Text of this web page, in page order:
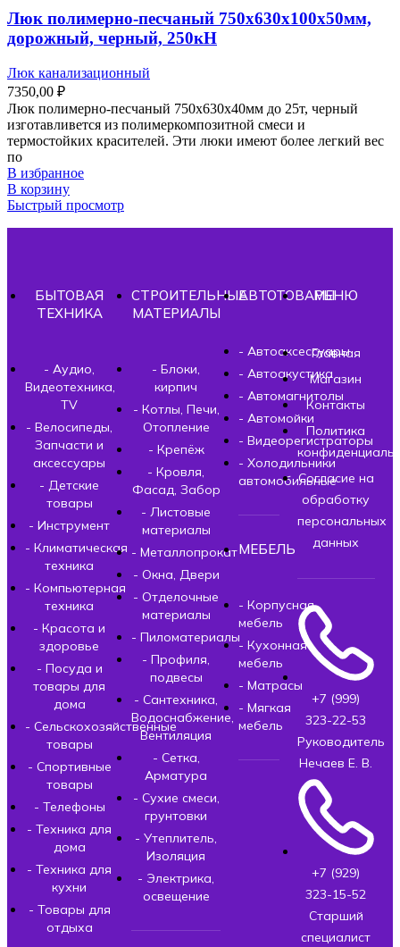
Люк полимерно-песчаный 750х630х100х50мм,
дорожный, черный, 250кН
Люк канализационный
7350,00 ₽
Люк полимерно-песчаный 750х630х40мм до 25т, черный
изготавливется из полимеркомпозитной смеси и
термостойких красителей. Эти люки имеют более легкий вес
по
В избранное
В корзину
Быстрый просмотр
БЫТОВАЯ
ТЕХНИКА
- Аудио,
Видеотехника,
TV
- Велосипеды,
Запчасти и
аксессуары
- Детские
товары
- Инструмент
- Климатическая
техника
- Компьютерная
техника
- Красота и
здоровье
- Посуда и
товары для
дома
- Сельскохозяйственные
товары
- Спортивные
товары
- Телефоны
- Техника для
дома
- Техника для
кухни
- Товары для
отдыха
СТРОИТЕЛЬНЫЕ
МАТЕРИАЛЫ
- Блоки,
кирпич
- Котлы, Печи,
Отопление
- Крепёж
- Кровля,
Фасад, Забор
- Листовые
материалы
- Металлопрокат
- Окна, Двери
- Отделочные
материалы
- Пиломатериалы
- Профиля,
подвесы
- Сантехника,
Водоснабжение,
Вентиляция
- Сетка,
Арматура
- Сухие смеси,
грунтовки
- Утеплитель,
Изоляция
- Электрика,
освещение
АВТОТОВАРЫ
- Автоаксессуары
- Автоакустика
- Автомагнитолы
- Автомойки
- Видеорегистраторы
- Холодильники
автомобильные
МЕБЕЛЬ
- Корпусная
мебель
- Кухонная
мебель
- Матрасы
- Мягкая
мебель
МЕНЮ
Главная
Магазин
Контакты
Политика
Согласие на
обработку
персональных
данных
+7 (999)
323-22-53
Руководитель
Нечаев Е. В.
+7 (929)
323-15-52
Старший
специалист